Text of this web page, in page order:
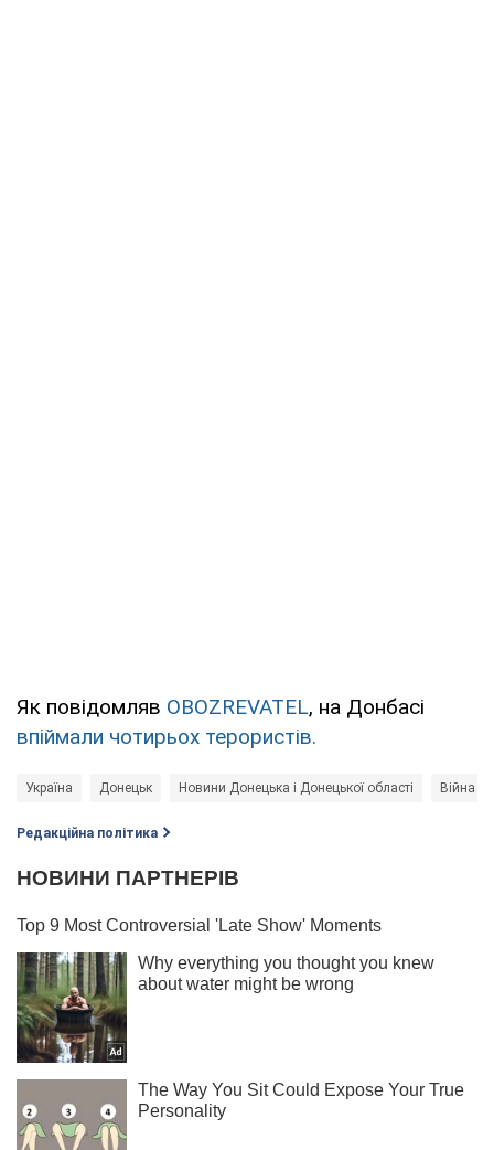
Як повідомляв OBOZREVATEL, на Донбасі
впіймали чотирьох терористів.
Україна Донецьк Новини Донецька і Донецької області Війна в
Редакційна політика